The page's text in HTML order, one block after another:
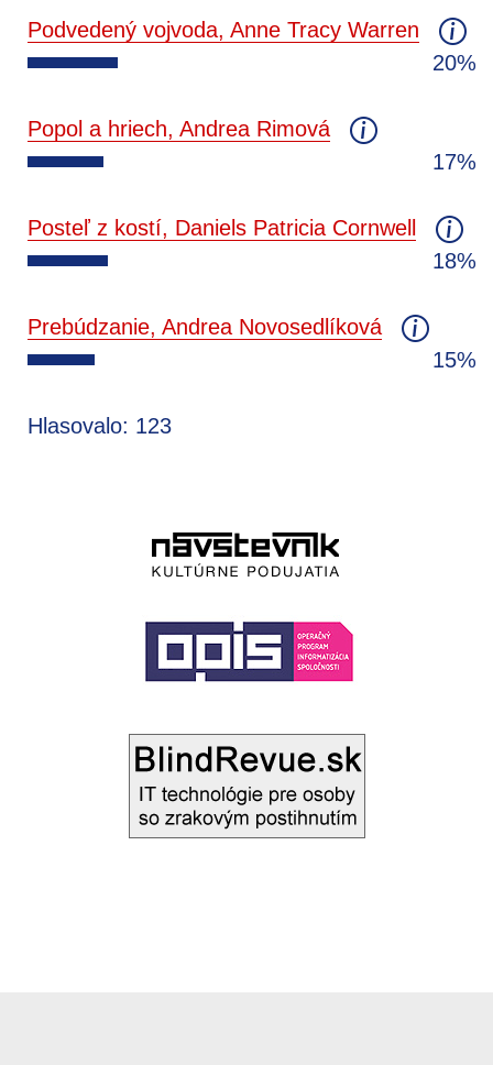
Podvedený vojvoda, Anne Tracy Warren
20%
Popol a hriech, Andrea Rimová
17%
Posteľ z kostí, Daniels Patricia Cornwell
18%
Prebúdzanie, Andrea Novosedlíková
15%
Hlasovalo: 123